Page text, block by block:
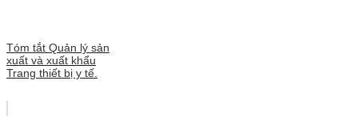
Tóm tắt Quản lý sản
xuất và xuất khẩu
Trang thiết bị y tế.